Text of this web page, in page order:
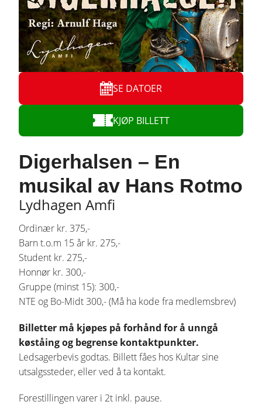
Digerhalsen – En
musikal av Hans Rotmo
Lydhagen Amfi
Ordinær kr. 375,-
Barn t.o.m 15 år kr. 275,-
Student kr. 275,-
Honnør kr. 300,-
Gruppe (minst 15): 300,-
NTE og Bo-Midt 300,- (Må ha kode fra medlemsbrev)
Billetter må kjøpes på forhånd for å unngå
køståing og begrense kontaktpunkter.
Ledsagerbevis godtas. Billett fåes hos Kultar sine
utsalgssteder, eller ved å ta kontakt.
Forestillingen varer i 2t inkl. pause.
SE DATOER
KJØP BILLETT